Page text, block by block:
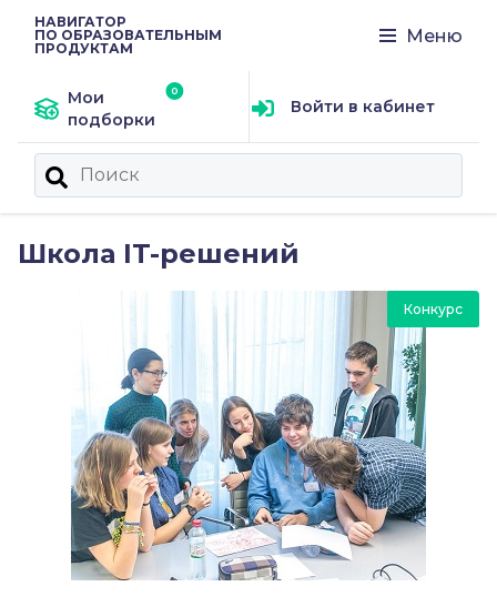
НАВИГАТОР
ПО ОБРАЗОВАТЕЛЬНЫМ
ПРОДУКТАМ
Меню
Мои
подборки
Войти в кабинет
Школа IT-решений
Конкурс